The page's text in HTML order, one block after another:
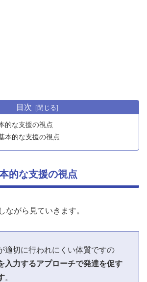
目次
的な支援の視点
本的な支援の視点
的な支援の視点
ながら見ていきます。
適切に行われにくい体質ですの
入力するアプローチで発達を促す
。